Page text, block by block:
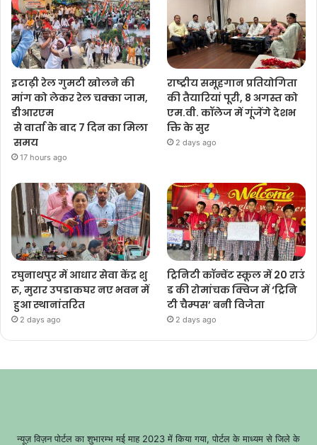
इटाढ़ी रेल गुमटी खोलने की
मांग को लेकर रेल चक्का जाम,
डीआरएम
से वार्ता के बाद 7 दिन का मिला
समय
17 hours ago
राष्ट्रीय समूहगान प्रतियोगिता
की तैयारियां पूरी, 8 अगस्त को
एम.वी. कॉलेज में गूंजेंगे देशभ
क्ति के सुर
2 days ago
रघुनाथपुर में आधार सेवा केंद्र शु
रू, मुरार उपडाकघर नए भवन में
हुआ स्थानांतरित
2 days ago
ट्रिनिटी कॉन्वेंट स्कूल में 20 राउं
ड की रोमांचक क्विज में ‘ट्रिनि
टी चैम्पस’ बनी विजेता
2 days ago
न्यूज़ विज़न पोर्टल का शुभारम्भ मई माह 2023 में किया गया, पोर्टल के माध्यम से जिले के